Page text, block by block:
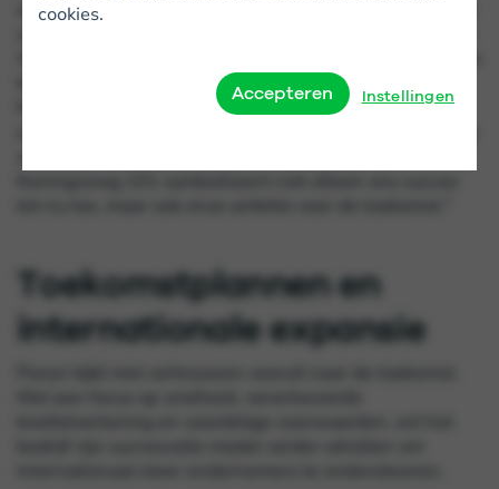
cookies.
Instellingen
Accepteren
ondernemers. Sven van der Biezen, CEO en co-founder
te grijpen in een wereld die steeds sneller verandert.
Met een zakelijke financiering van nu helpen we
Toekomstplannen en
internationale expansie